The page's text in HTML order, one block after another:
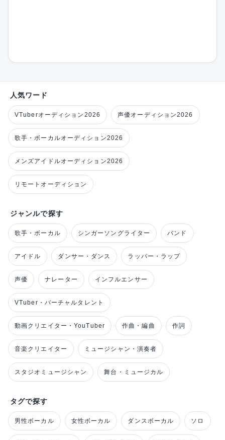
人気ワード
VTuberオーディション2026 声優オーディション2026
歌手・ボーカルオーディション2026
メンズアイドルオーディション2026
リモートオーディション
ジャンルで探す
歌手・ボーカル シンガーソングライター バンド
アイドル ダンサー・ダンス ラッパー・ラップ
声優 ナレーター インフルエンサー
VTuber・バーチャルタレント
動画クリエイター・YouTuber 作曲・編曲 作詞
音楽クリエイター ミュージシャン・演奏者
スタジオミュージシャン 舞台・ミュージカル
タグで探す
男性ボーカル 女性ボーカル ダンスボーカル ソロ